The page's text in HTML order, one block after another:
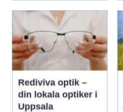
Rediviva optik –
din lokala optiker i
Uppsala